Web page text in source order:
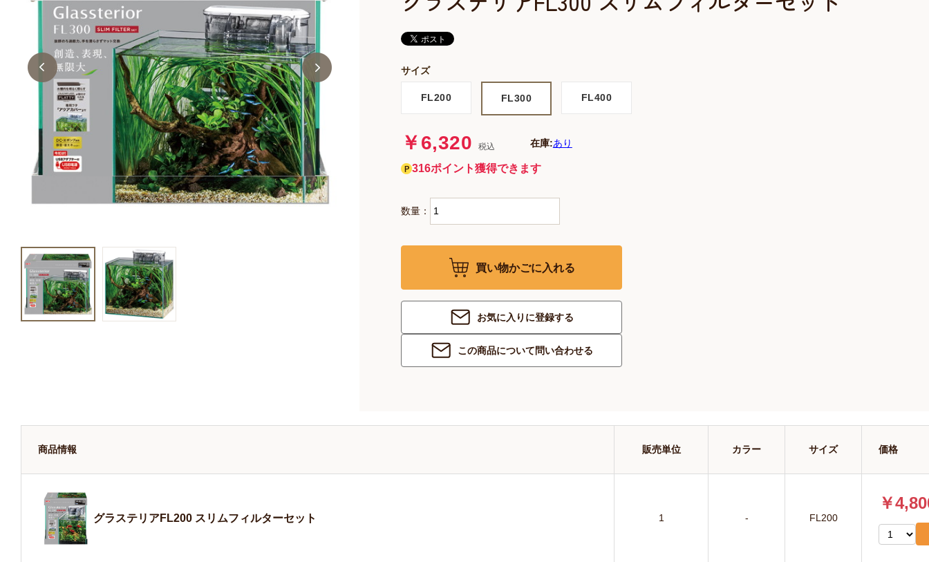
ドッグフード
キャットフード
美容・ケア用品
服・おさんぽ用品
日用品（デイリー）
リビング雑貨
トリマーグッズ
シニアサポート
サイズ
FL200 FL300 FL400
￥6,320 税込 在庫:あり
316ポイント獲得できます
数量：
買い物かごに入れる
お気に入りに登録する
この商品について問い合わせる
商品情報 販売単位 カラー サイズ 価格
グラステリアFL200 スリムフィルターセット 1 - FL200
￥